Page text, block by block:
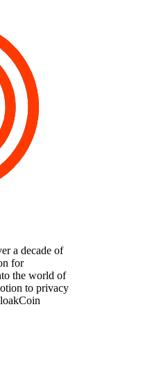
a decade of
for
the world of
to privacy